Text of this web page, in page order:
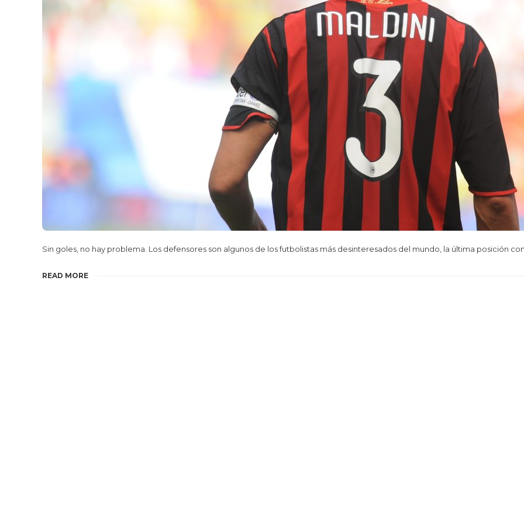
Sin goles, no hay problema. Los defensores son algunos de los futbolistas más desinteresados del mundo, la última posición
READ MORE